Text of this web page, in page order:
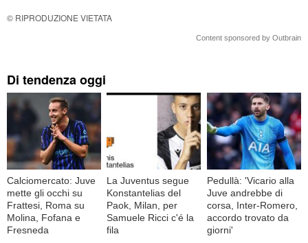
© RIPRODUZIONE VIETATA
Content sponsored by Outbrain
Di tendenza oggi
Calciomercato: Juve
mette gli occhi su
Frattesi, Roma su
Molina, Fofana e
Fresneda
La Juventus segue
Konstantelias del
Paok, Milan, per
Samuele Ricci c'é la
fila
Pedullà: 'Vicario alla
Juve andrebbe di
corsa, Inter-Romero,
accordo trovato da
giorni'